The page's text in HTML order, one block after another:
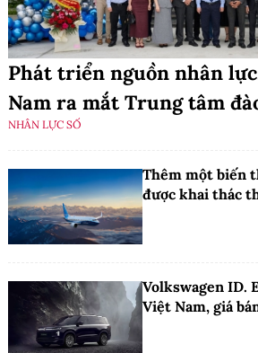
Phát triển nguồn nhân
Nam ra mắt Trung tâm
NHÂN LỰC SỐ
Thêm một biến
được khai thác
Volkswagen ID.
Việt Nam, giá